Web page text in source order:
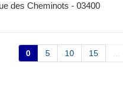
des Cheminots - 03400
0 5 10 15